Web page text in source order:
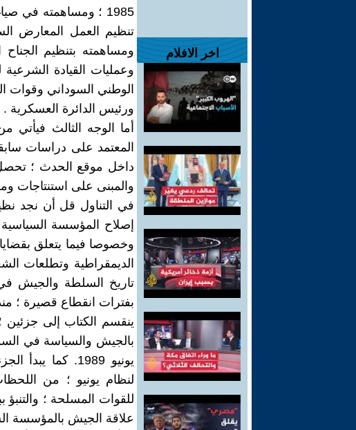
اخر الافلام
ومساهمته بتنظيم
وعمليات القيادة
الوطني السوداني وقوات
ورئيس الدائرة العسكرية .
أما الوجه الثالث
المعتمد على دراسات
داخل موقع الحدث ؛ تحصل
والمبنى على استنتاجات
في التناول قل أن نجد
إصلاح المؤسسة
وخصوصا فيما يتعلق
الديمقراطية وتطلعات
تاريخ السلطة والجيش
بفترات انقطاع قصيرة ؛
ينقسم الكتاب إلى جزئين
بالجيش والسياسة في
يونيو 1989. كما
لنظام يونيو ؛ من
للقوات المسلحة ؛
علاقة الجيش بالمؤسسة